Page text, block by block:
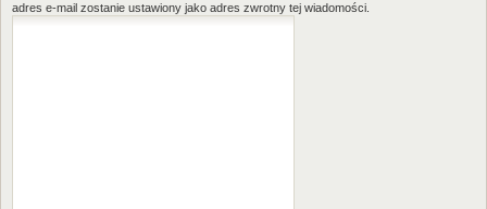
adres e-mail zostanie ustawiony jako adres zwrotny tej wiadomości.